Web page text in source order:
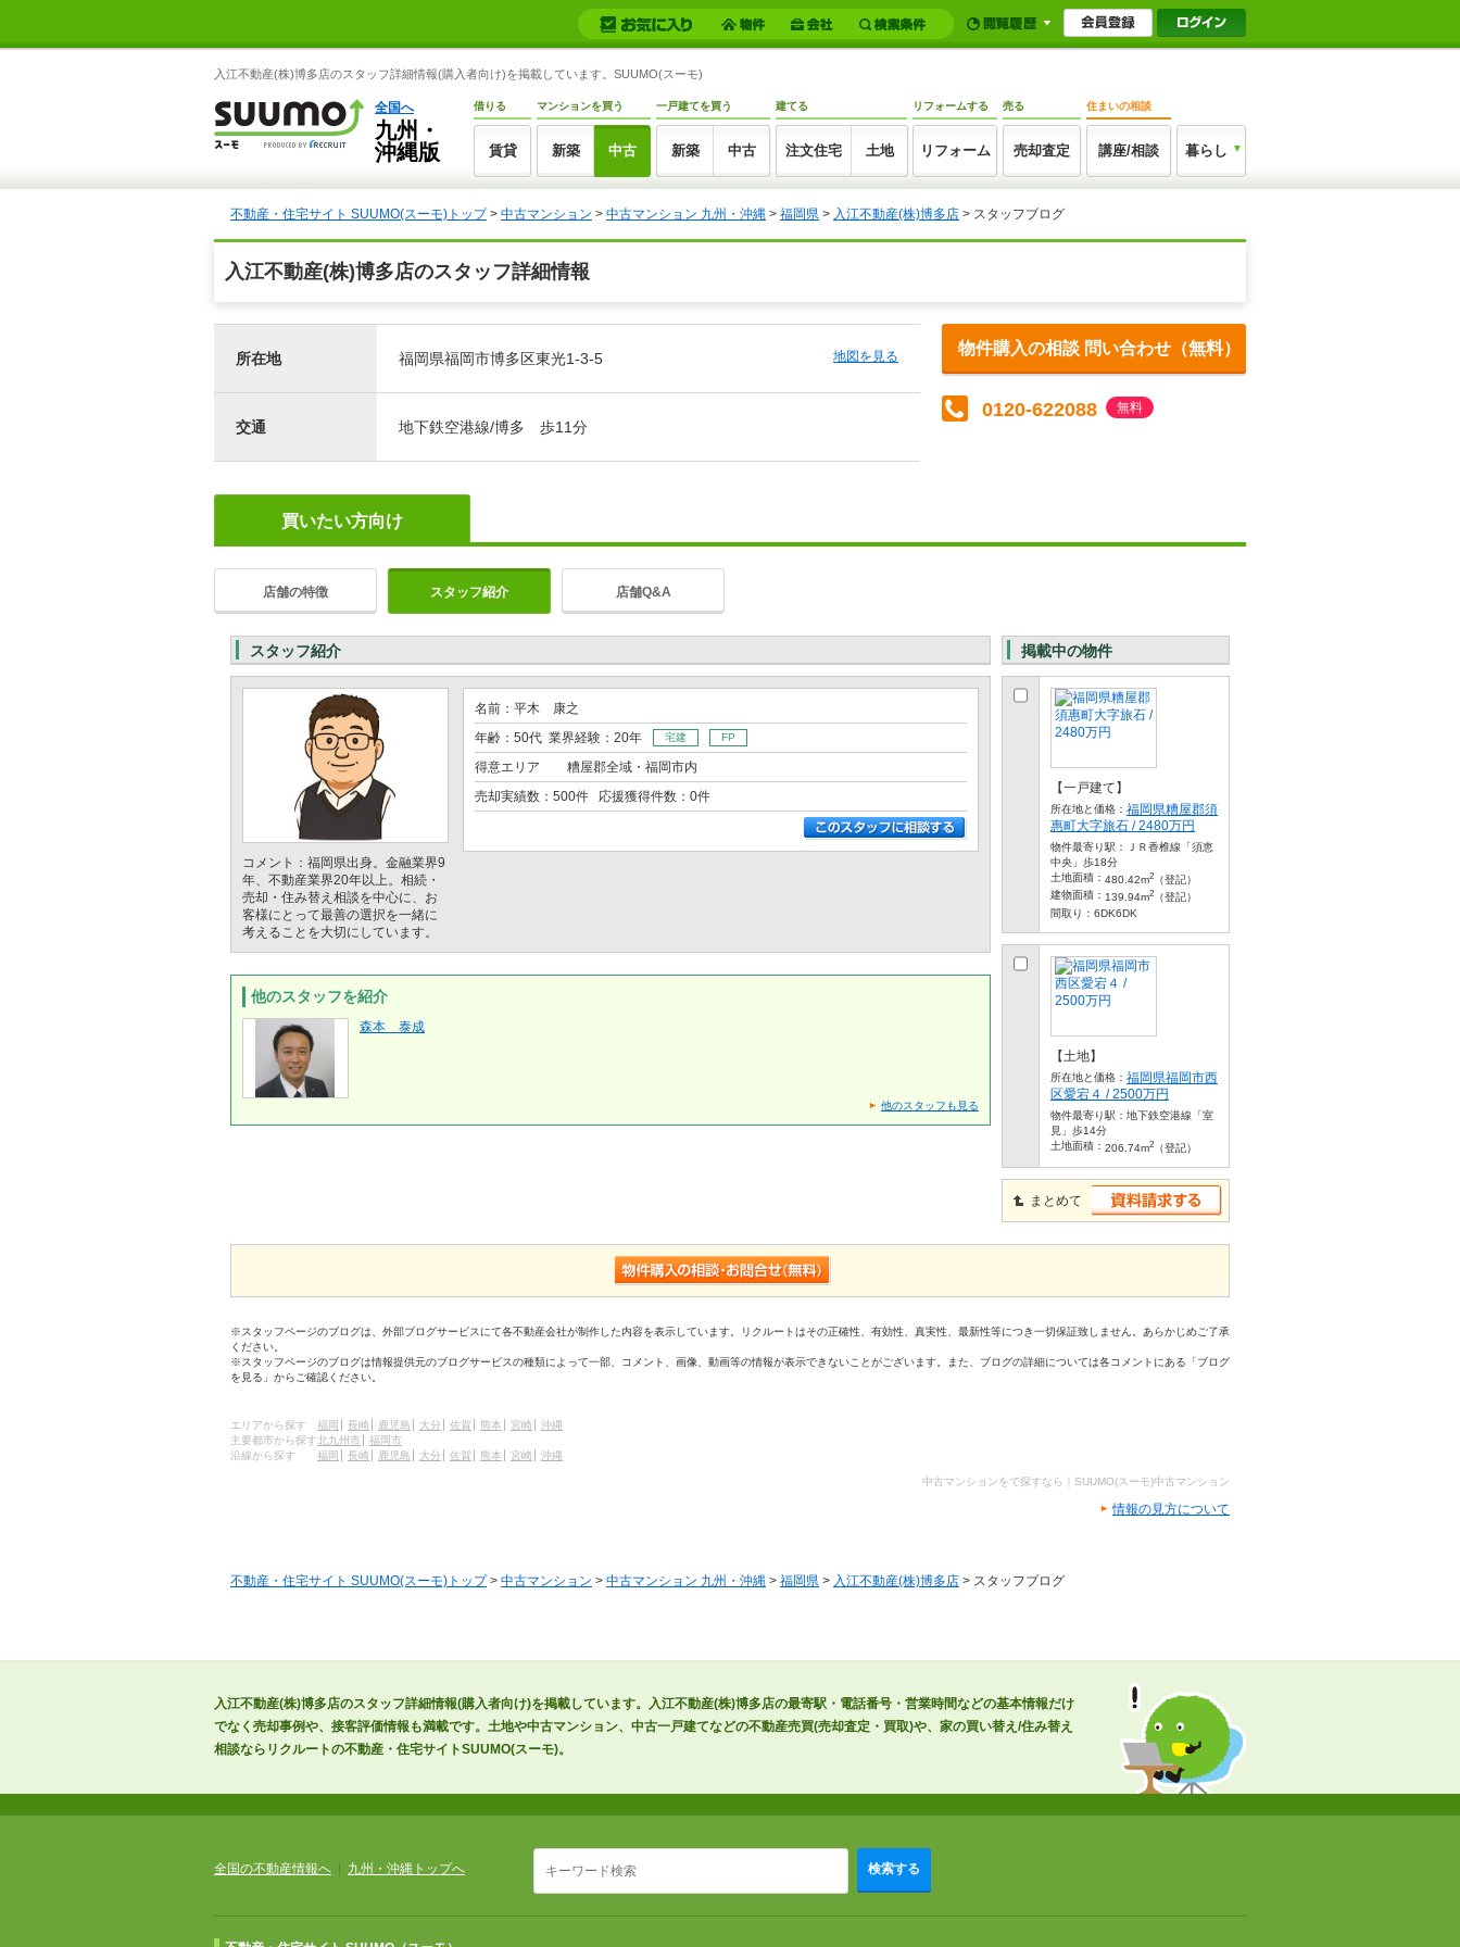
入江不動産(株)博多店のスタッフ詳細情報(購入者向け)を掲載しています。SUUMO(スーモ)
全国へ
九州・
沖縄版
借りる
賃貸
マンションを買う
新築 中古
一戸建てを買う
新築 中古
建てる
注文住宅 土地
リフォームする
リフォーム
売る
売却査定
住まいの相談
講座/相談 暮らし
不動産・住宅サイト SUUMO(スーモ)トップ> 中古マンション > 中古マンション 九州・沖縄 > 福岡県 > 入江不動産(株)博多店 > スタッフブログ
入江不動産(株)博多店のスタッフ詳細情報
所在地 福岡県福岡市博多区東光1-3-5 地図を見る
交通 地下鉄空港線/博多 歩11分
物件購入の相談 問い合わせ（無料）
0120-622088 無料
買いたい方向け
店舗の特徴 スタッフ紹介 店舗Q&A
スタッフ紹介
コメント：福岡県出身。金融業界9
年、不動産業界20年以上。相続・
売却・住み替え相談を中心に、お
客様にとって最善の選択を一緒に
考えることを大切にしています。
名前：平木 康之
年齢：50代 業界経験：20年
宅建 FP
得意エリア
糟屋郡全域・福岡市内
売却実績数：500件 応援獲得件数：0件
他のスタッフを紹介
森本 泰成
他のスタッフも見る
掲載中の物件
【一戸建て】
所在地と価格： 福岡県糟屋郡須
惠町大字旅石 / 2480万円
物件最寄り駅：
ＪＲ香椎線「須恵
中央」歩18分
土地面積： 480.42m2 （登記）
建物面積： 139.94m2 （登記）
間取り： 6DK6DK
【土地】
所在地と価格： 福岡県福岡市西
区愛宕４ / 2500万円
物件最寄り駅： 地下鉄空港線「室
見」歩14分
土地面積： 206.74m2 （登記）
まとめて
※スタッフページのブログは、外部ブログサービスにて各不動産会社が制作した内容を表示しています。リクルートはその正確性、有効性、真実性、最新性等につき一切保証致しません。あらかじめご了承
ください。
※スタッフページのブログは情報提供元のブログサービスの種類によって一部、コメント、画像、動画等の情報が表示できないことがございます。また、ブログの詳細については各コメントにある「ブログ
を見る」からご確認ください。
エリアから探す 福岡 長崎 鹿児島 大分 佐賀 熊本 宮崎
沖縄
主要都市から探す北九州市
福岡市
沿線から探す
福岡 長崎 鹿児島 大分 佐賀 熊本 宮崎 沖縄
中古マンションをで探すなら｜SUUMO(スーモ)中古マンション
情報の見方について
不動産・住宅サイト SUUMO(スーモ)トップ> 中古マンション > 中古マンション 九州・沖縄 > 福岡県 > 入江不動産(株)博多店 > スタッフブログ
入江不動産(株)博多店のスタッフ詳細情報(購入者向け)を掲載しています。入江不動産(株)博多店の最寄駅・電話番号・営業時間などの基本情報だけ
でなく売却事例や、接客評価情報も満載です。土地や中古マンション、中古一戸建てなどの不動産売買(売却査定・買取)や、家の買い替え/住み替え
相談ならリクルートの不動産・住宅サイトSUUMO(スーモ)。
全国の不動産情報へ 九州・沖縄トップへ 検索する